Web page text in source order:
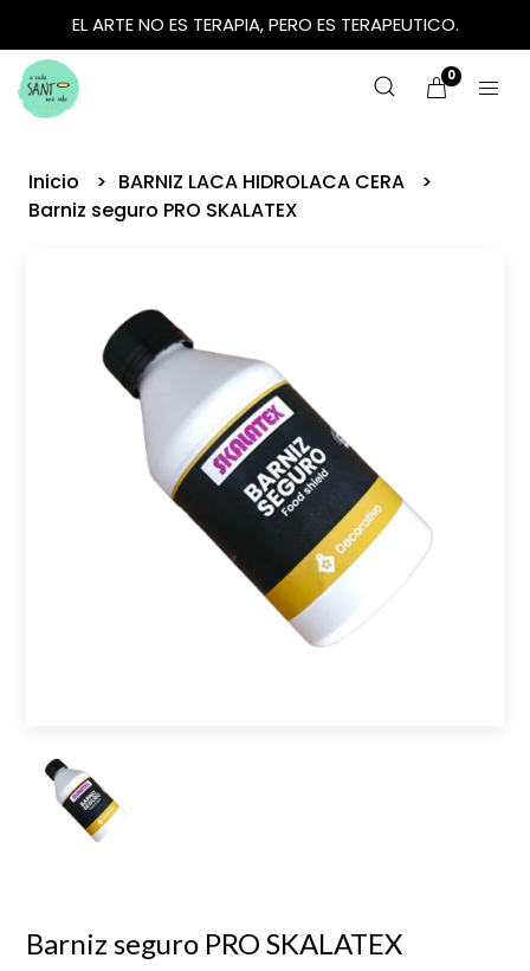
EL ARTE NO ES TERAPIA, PERO ES TERAPEUTICO.
0
Inicio
BARNIZ LACA HIDROLACA CERA
Barniz seguro PRO SKALATEX
Barniz seguro PRO SKALATEX